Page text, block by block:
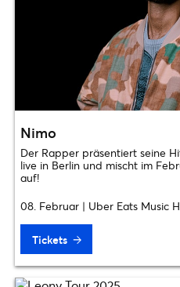
Nimo
Der Rapper präsentiert seine
live in Berlin und mischt im
auf!
08. Februar | Uber Eats Music
Tickets